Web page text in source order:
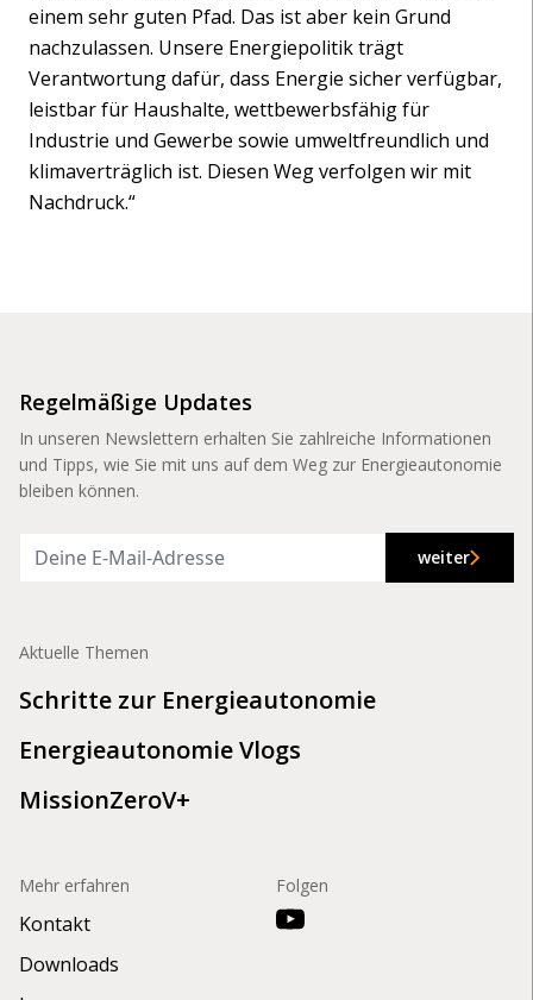
einem sehr guten Pfad. Das ist aber kein Grund
nachzulassen. Unsere Energiepolitik trägt
Verantwortung dafür, dass Energie sicher verfügbar,
leistbar für Haushalte, wettbewerbsfähig für
Industrie und Gewerbe sowie umweltfreundlich und
klimaverträglich ist. Diesen Weg verfolgen wir mit
Nachdruck.“
Regelmäßige Updates
In unseren Newslettern erhalten Sie zahlreiche Informationen
und Tipps, wie Sie mit uns auf dem Weg zur Energieautonomie
bleiben können.
weiter
Aktuelle Themen
Schritte zur Energieautonomie
Energieautonomie Vlogs
MissionZeroV+
Mehr erfahren
Kontakt
Downloads
Folgen